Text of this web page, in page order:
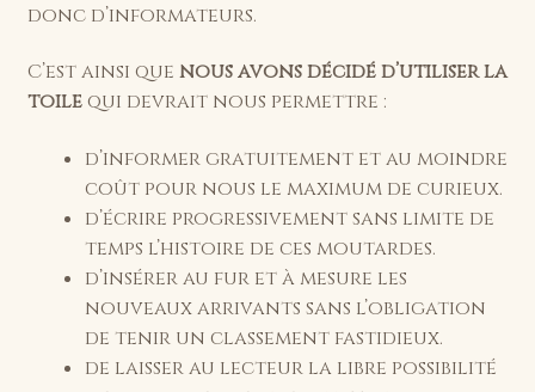
donc d’informateurs.
C’est ainsi que nous avons décidé d’utiliser la
toilequi devrait nous permettre :
d’informer gratuitement et au moindre
coût pour nous le maximum de curieux.
d’écrire progressivement sans limite de
temps l’histoire de ces moutardes.
d’insérer au fur et à mesure les
nouveaux arrivants sans l’obligation
de tenir un classement fastidieux.
de laisser au lecteur la libre possibilité